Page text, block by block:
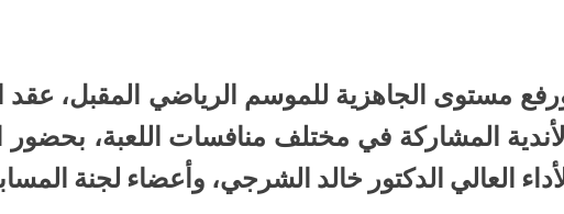
مستوى الجاهزية للموسم الرياضي المقبل، عقد
المشاركة في مختلف منافسات اللعبة، بحضور
العالي الدكتور خالد الشرجي، وأعضاء لجنة